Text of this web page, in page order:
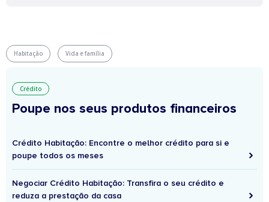
Habitação Vida e família
Crédito
Poupe nos seus produtos financeiros
Crédito Habitação: Encontre o melhor crédito para si e
poupe todos os meses
Negociar Crédito Habitação: Transfira o seu crédito e
reduza a prestação da casa